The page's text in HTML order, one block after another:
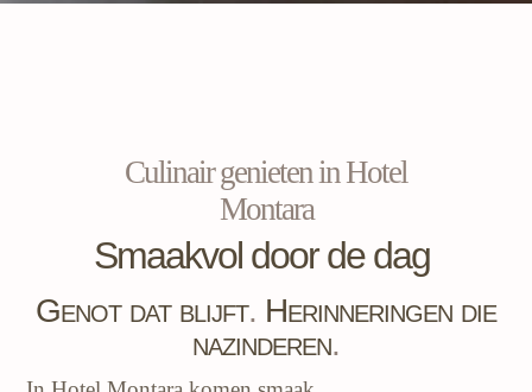
Culinair genieten in Hotel
Montara
Smaakvol door de dag
Genot dat blijft. Herinneringen die
nazinderen.